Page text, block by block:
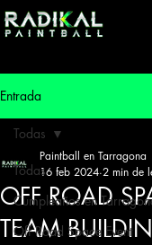
Entrada
Todas
Cumpleaños en
Off Road Space Event
Todas
OFF ROAD
TEAM
Paintball en Tarragona
16 feb 2024 2 min de